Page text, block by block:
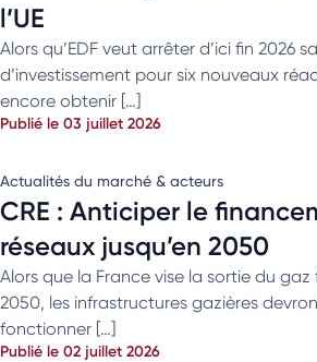
l’UE
Alors qu’EDF veut arrêter d’ici fin 2026
d’investissement pour six nouveaux
encore obtenir […]
Publié le 03 juillet 2026
Actualités du marché & acteurs
CRE : Anticiper le
réseaux jusqu’en 2050
Alors que la France vise la sortie du gaz
2050, les infrastructures gazières
fonctionner […]
Publié le 02 juillet 2026